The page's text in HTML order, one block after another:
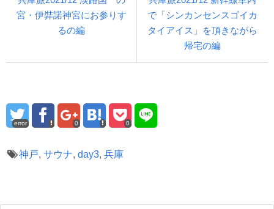
宮・伊弉諾神宮にお参りす
るの編
で「シンカンセンスゴイカ
タイアイス」を頂きながら
帰宅の編
error 0 0
神戸, サウナ, day3, 兵庫